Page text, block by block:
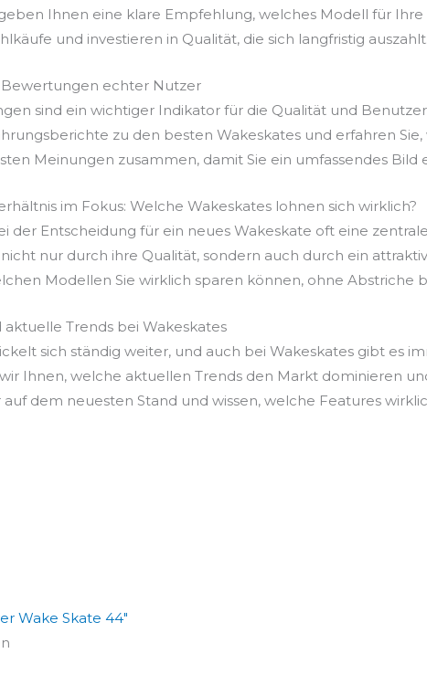
Ihnen eine klare Empfehlung, welches Modell für
und investieren in Qualität, die sich langfristig auszahlt.
echter Nutzer
sind ein wichtiger Indikator für die Qualität und
zu den besten Wakeskates und erfahren
Meinungen zusammen, damit Sie ein umfassendes Bild
im Fokus: Welche Wakeskates lohnen sich wirklich?
der Entscheidung für ein neues Wakeskate oft eine
nur durch ihre Qualität, sondern auch durch ein
Modellen Sie wirklich sparen können, ohne Abstriche
Trends bei Wakeskates
sich ständig weiter, und auch bei Wakeskates gibt es
Ihnen, welche aktuellen Trends den Markt dominieren
auf dem neuesten Stand und wissen, welche Features
Wake Skate 44"